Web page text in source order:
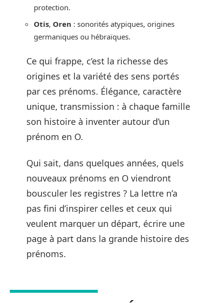
protection.
Otis, Oren : sonorités atypiques, origines
germaniques ou hébraïques.
Ce qui frappe, c’est la richesse des
origines et la variété des sens portés
par ces prénoms. Élégance, caractère
unique, transmission : à chaque famille
son histoire à inventer autour d’un
prénom en O.
Qui sait, dans quelques années, quels
nouveaux prénoms en O viendront
bousculer les registres ? La lettre n’a
pas fini d’inspirer celles et ceux qui
veulent marquer un départ, écrire une
page à part dans la grande histoire des
prénoms.